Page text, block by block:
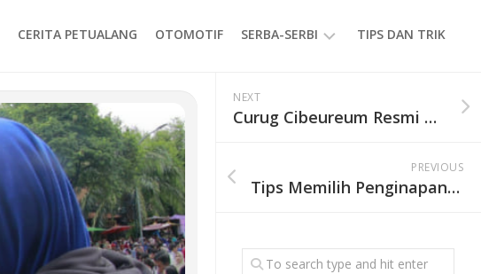
CERITA PETUALANG OTOMOTIF SERBA-SERBI
EVENT
GAYA
TIPS DAN TRIK
NEXT
Curug Cibeureum Resmi Dibuka Kembali 20 Februari 2026, Ini Pengumuman Resmi TNGGP
PREVIOUS
Tips Memilih Penginapan saat Liburan agar Nyaman dan Sesuai Budget